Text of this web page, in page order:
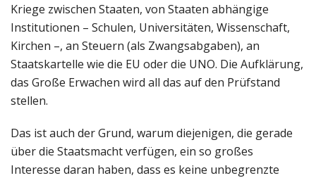
Kriege zwischen Staaten, von Staaten abhängige
Institutionen – Schulen, Universitäten, Wissenschaft,
Kirchen –, an Steuern (als Zwangsabgaben), an
Staatskartelle wie die EU oder die UNO. Die Aufklärung,
das Große Erwachen wird all das auf den Prüfstand
stellen.
Das ist auch der Grund, warum diejenigen, die gerade
über die Staatsmacht verfügen, ein so großes
Interesse daran haben, dass es keine unbegrenzte